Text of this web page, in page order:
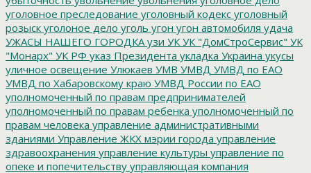
уголовное преследование уголовный кодекс уголовный
розыск уголоное дело уголь угон угон автомобиля удача
УЖАСЫ НАШЕГО ГОРОДКА узи УК УК "ДомСтроСервис" УК
"Монарх" УК РФ указ Президента укладка Украина укусы
уличное освещение Улюкаев УМВ УМВД УМВД по ЕАО
УМВД по Хабаровскому краю УМВД России по ЕАО
уполномоченный по правам предпринимателей
уполномоченный по правам ребенка уполномоченный по
правам человека управление административными
зданиями Управление ЖКХ мэрии города управление
здравоохранения управление культуры управление по
опеке и попечительству управляющая компания